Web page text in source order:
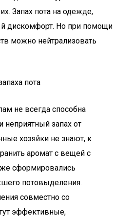
Запах пота на одежде,
дискомфорт. Но при помощи
можно нейтрализовать
пота
не всегда способна
неприятный запах от
хозяйки не знают, к
аромат с вещей с
сформировались
потовыделения.
совместно со
эффективные,